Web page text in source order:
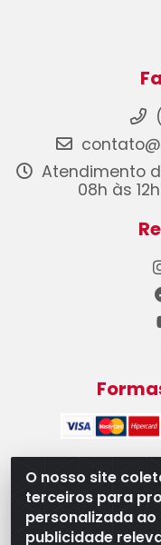
O nosso site
terceiros para
personalizada
publicidade
Atendimento
08h às
WB
08.528.393/0001-
Oeste